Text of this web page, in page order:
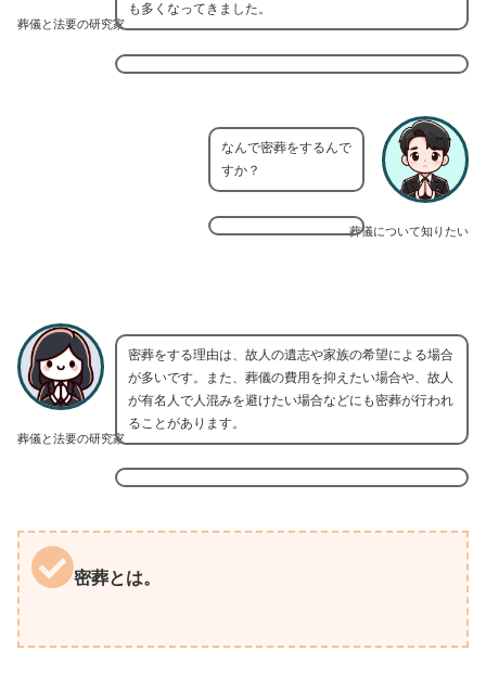
葬儀と法要の研究家
も多くなってきました。
葬儀について知りたい
なんで密葬をするんで
すか？
葬儀と法要の研究家
密葬をする理由は、故人の遺志や家族の希望による場合
が多いです。また、葬儀の費用を抑えたい場合や、故人
が有名人で人混みを避けたい場合などにも密葬が行われ
ることがあります。
密葬とは。